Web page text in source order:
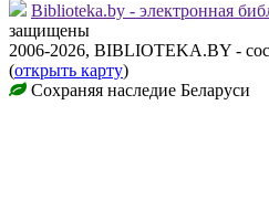
Biblioteka.by - электронная
защищены
2006-2026, BIBLIOTEKA.BY -
(открыть карту)
Сохраняя наследие Беларуси